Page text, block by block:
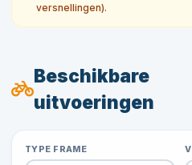
versnellingen).
Beschikbare
uitvoeringen
TYPE FRAME